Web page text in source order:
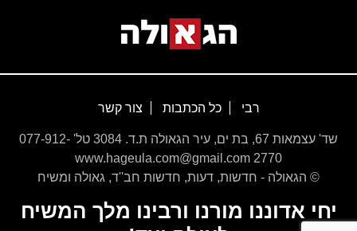
רבי כל הכתבות צור קשר
שד' עצמאות 67, בת ים, עיר הגאולה ת.ד. 3084 טל' 077-912-
2770 www.hageula.com@gmail.com
© הגאולה - חדשות, דעות, חדשות חב''ד, גאולה ומשיח
יחי אדוננו מורנו ורבינו מלך המשיח